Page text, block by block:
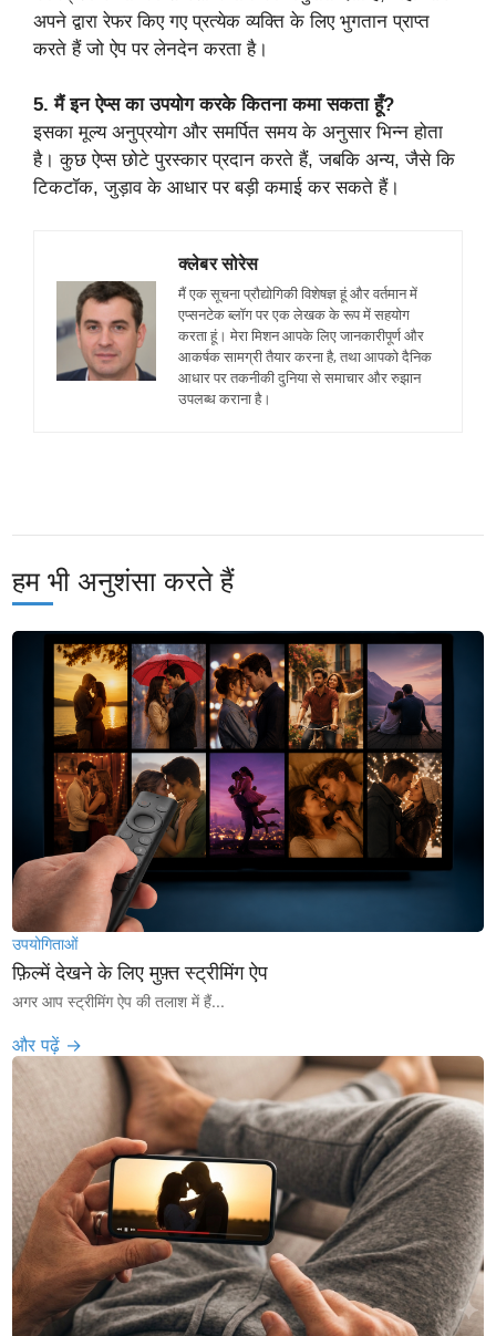
अपने द्वारा रेफर किए गए प्रत्येक व्यक्ति के लिए भुगतान प्राप्त
करते हैं जो ऐप पर लेनदेन करता है।
5. मैं इन ऐप्स का उपयोग करके कितना कमा सकता हूँ?
इसका मूल्य अनुप्रयोग और समर्पित समय के अनुसार भिन्न होता
है। कुछ ऐप्स छोटे पुरस्कार प्रदान करते हैं, जबकि अन्य, जैसे कि
टिकटॉक, जुड़ाव के आधार पर बड़ी कमाई कर सकते हैं।
क्लेबर सोरेस
मैं एक सूचना प्रौद्योगिकी विशेषज्ञ हूं और वर्तमान में
एप्सनटेक ब्लॉग पर एक लेखक के रूप में सहयोग
करता हूं। मेरा मिशन आपके लिए जानकारीपूर्ण और
आकर्षक सामग्री तैयार करना है, तथा आपको दैनिक
आधार पर तकनीकी दुनिया से समाचार और रुझान
उपलब्ध कराना है।
हम भी अनुशंसा करते हैं
उपयोगिताओं
फ़िल्में देखने के लिए मुफ़्त स्ट्रीमिंग ऐप
अगर आप स्ट्रीमिंग ऐप की तलाश में हैं...
और पढ़ें →